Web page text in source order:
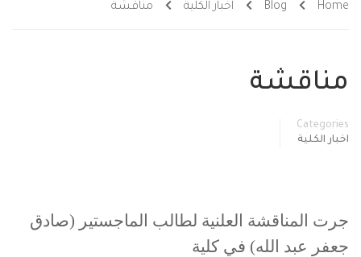
Home
Blog اخبار الكلية مناقشة
مناقشة
Categories
اخبار الكلية
جرت المناقشة العلنية لطالب الماجستير (صادق
جعفر عبد الله) في كلية